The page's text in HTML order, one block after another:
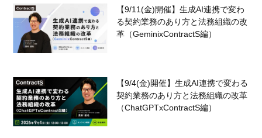
【9/11(金)開催】生成AI連携で変わ
る契約業務のあり方と法務組織の改
革（GeminixContractS編）
【9/4(金)開催】生成AI連携で変わる
契約業務のあり方と法務組織の改革
（ChatGPTxContractS編）